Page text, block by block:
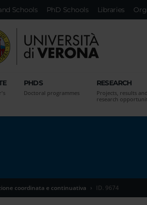
Schools PhD Schools Libraries
PHDS
Doctoral programmes
RESEARCH
Projects, results and
research
coordinata e continuativa ID. 9674